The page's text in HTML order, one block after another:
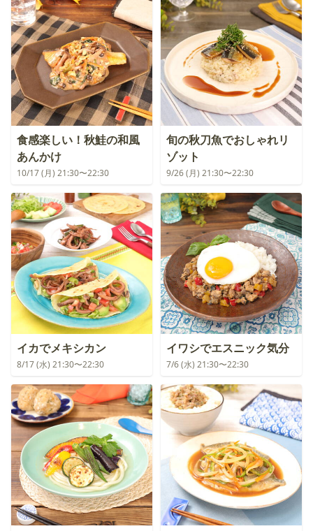
食感楽しい！秋鮭の和風
あんかけ
10/17 (月) 21:30〜22:30
旬の秋刀魚でおしゃれリ
ゾット
9/26 (月) 21:30〜22:30
イカでメキシカン
8/17 (水) 21:30〜22:30
イワシでエスニック気分
7/6 (水) 21:30〜22:30